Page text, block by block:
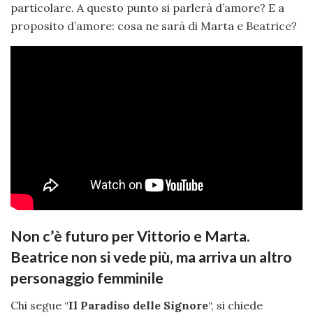
particolare. A questo punto si parlerà d’amore? E a
proposito d’amore: cosa ne sarà di Marta e Beatrice?
Non c’è futuro per Vittorio e Marta.
Beatrice non si vede più, ma arriva un altro
personaggio femminile
Chi segue “Il Paradiso delle Signore“, si chiede